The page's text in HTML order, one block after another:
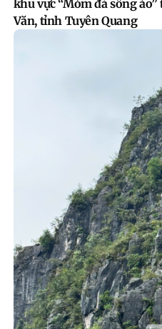
khu vực “Mỏm đá sống
Văn, tỉnh Tuyên Quang